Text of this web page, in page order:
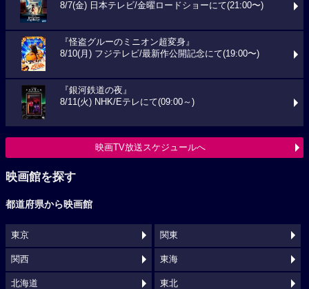
8/7(金) 日本テレビ/金曜ロードショーにて(21:00〜)
『怪盗グルーのミニオン超変身』
8/10(月) フジテレビ/最新作公開記念にて(19:00〜)
『銀河鉄道の夜』
8/11(火) NHK/Eテレにて(09:00～)
映画TV放送スケジュールへ
映画館を探す
都道府県から映画館
東京 関東
関西 東海
北海道 東北